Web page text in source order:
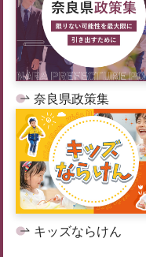
奈良県政策集
キッズならけん